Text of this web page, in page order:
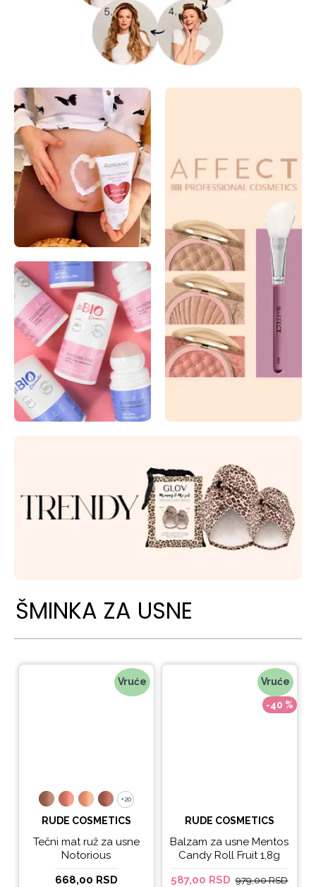
ŠMINKA ZA USNE
Vruće
+20
+20
RUDE COSMETICS
Tečni mat ruž za usne
Notorious
668,00 RSD
Vruće
-40 %
RUDE COSMETICS
Balzam za usne Mentos
Candy Roll Fruit 1,8g
587,00 RSD 979,00 RSD